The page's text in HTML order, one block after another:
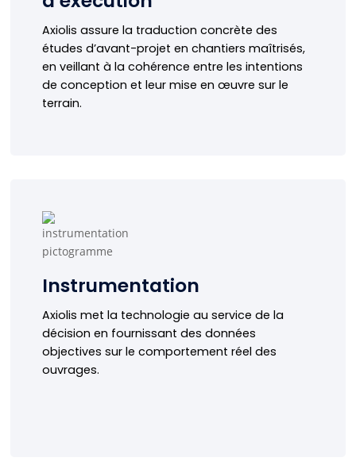
Axiolis assure la traduction concrète des
études d’avant-projet en chantiers maîtrisés,
en veillant à la cohérence entre les intentions
de conception et leur mise en œuvre sur le
terrain.
notamment en site occupé ou en contexte sensible.
En savoir plus
Instrumentation
Axiolis met la technologie au service de la
décision en fournissant des données
objectives sur le comportement réel des
ouvrages.
temps réel, nous sécurisons les choix techniques et
de renforcement par une analyse structurelle